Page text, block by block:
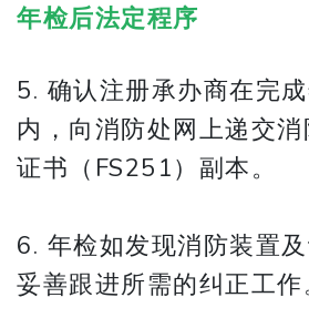
年检后法定程序
5. 确认注册承办商在完
内，向消防处网上递交
证书（FS251）副本。
6. 年检如发现消防装置及
妥善跟进所需的纠正工作